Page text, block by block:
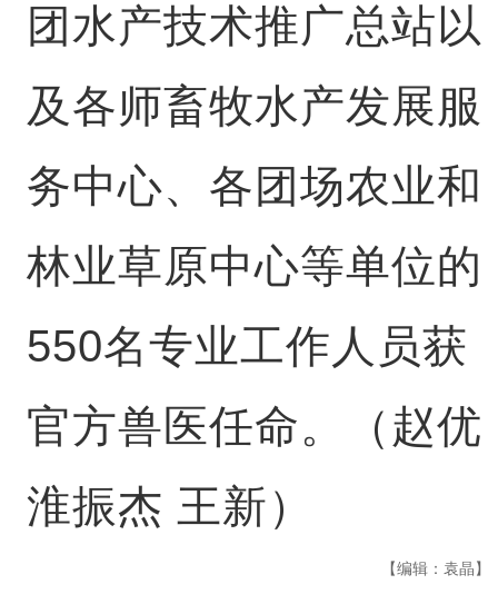
团水产技术推广总站以
及各师畜牧水产发展服
务中心、各团场农业和
林业草原中心等单位的
550名专业工作人员获
官方兽医任命。（赵优
淮振杰 王新）
【编辑：袁晶】